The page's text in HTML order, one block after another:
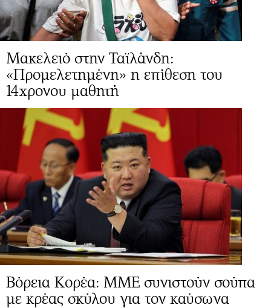
Μακελειό στην Ταϊλάνδη:
«Προμελετημένη» η επίθεση του
14χρονου μαθητή
Βόρεια Κορέα: ΜΜΕ συνιστούν σούπα
με κρέας σκύλου για τον καύσωνα